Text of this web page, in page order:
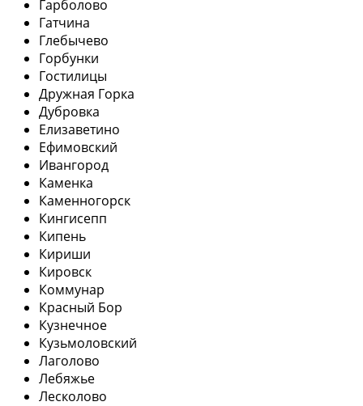
Гарболово
Гатчина
Глебычево
Горбунки
Гостилицы
Дружная Горка
Дубровка
Елизаветино
Ефимовский
Ивангород
Каменка
Каменногорск
Кингисепп
Кипень
Кириши
Кировск
Коммунар
Красный Бор
Кузнечное
Кузьмоловский
Лаголово
Лебяжье
Лесколово